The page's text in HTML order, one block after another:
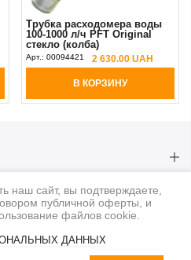
Трубка расходомера воды
100-1000 л/ч PFT Original
стекло (колба)
Арт.: 00094421 2 630.00 UAH
В КОРЗИНУ
наш сайт, вы подтверждаете,
публичной оферты, и
файлов cookie.
ДАННЫХ